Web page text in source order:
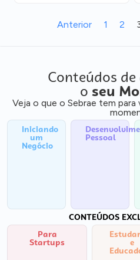
Anterior 1 2
Conteúdos
o seu
Veja o que o Sebrae tem
Iniciando
um
Negócio
Pessoal
CONTEÚDOS
Para
Startups e